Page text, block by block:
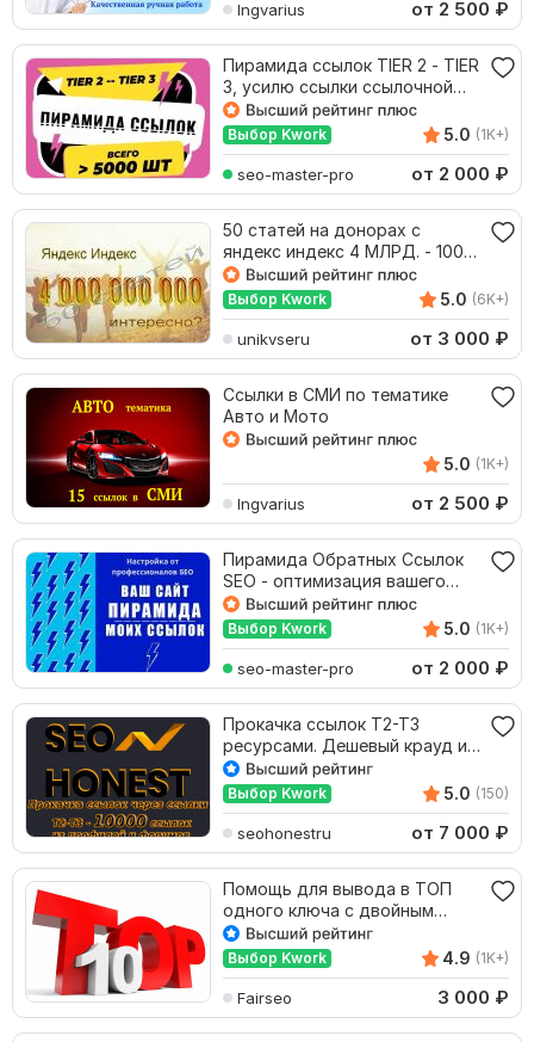
Ingvarius от 2 500 ₽
Пирамида ссылок TIER 2 - TIER
3, усилю ссылки ссылочной
пирамидой
Выбор Kwork 5.0 (1K+)
seo-master-pro от 2 000 ₽
50 статей на донорах с
яндекс индекс 4 МЛРД. - 100%
ручная работа
Выбор Kwork 5.0 (6K+)
unikvseru от 3 000 ₽
Ссылки в СМИ по тематике
Авто и Мото
5.0 (1K+)
Ingvarius от 2 500 ₽
Пирамида Обратных Ссылок
SEO - оптимизация вашего
сайта и Tier1 сайтов
Выбор Kwork 5.0 (1K+)
seo-master-pro от 2 000 ₽
Прокачка ссылок Т2-Т3
ресурсами. Дешевый крауд и
профили - 10к ссылок
Выбор Kwork 5.0 (150)
seohonestru от 7 000 ₽
Помощь для вывода в ТОП
одного ключа с двойным
усилением-эффектом
Выбор Kwork 4.9 (1K+)
Fairseo 3 000 ₽